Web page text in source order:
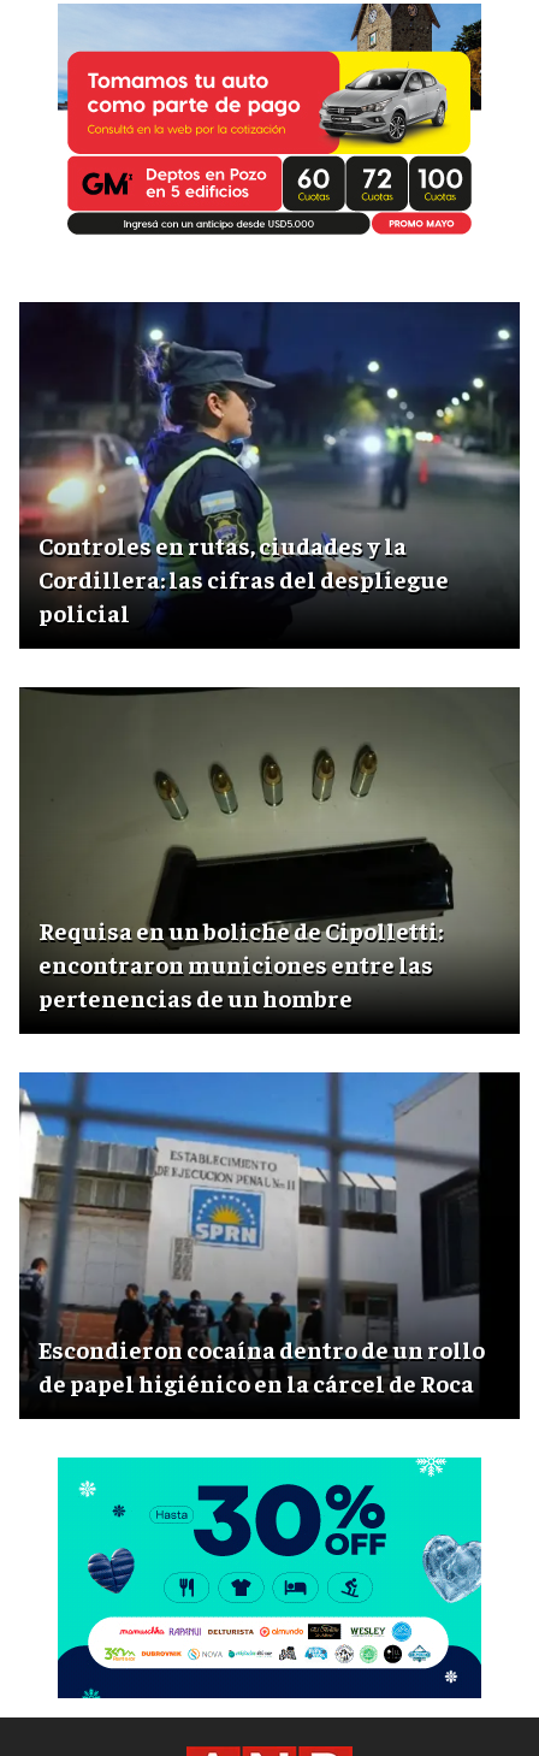
Controles en rutas, ciudades y la
Cordillera: las cifras del despliegue
policial
Requisa en un boliche de Cipolletti:
encontraron municiones entre las
pertenencias de un hombre
Escondieron cocaína dentro de un rollo
de papel higiénico en la cárcel de Roca